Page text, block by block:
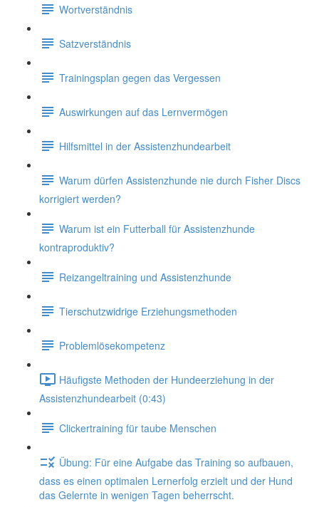
Wortverständnis
Satzverständnis
Trainingsplan gegen das Vergessen
Auswirkungen auf das Lernvermögen
Hilfsmittel in der Assistenzhundearbeit
Warum dürfen Assistenzhunde nie durch Fisher Discs
korrigiert werden?
Warum ist ein Futterball für Assistenzhunde
kontraproduktiv?
Reizangeltraining und Assistenzhunde
Tierschutzwidrige Erziehungsmethoden
Problemlösekompetenz
Häufigste Methoden der Hundeerziehung in der
Assistenzhundearbeit (0:43)
Clickertraining für taube Menschen
Übung: Für eine Aufgabe das Training so aufbauen,
dass es einen optimalen Lernerfolg erzielt und der Hund
das Gelernte in wenigen Tagen beherrscht.